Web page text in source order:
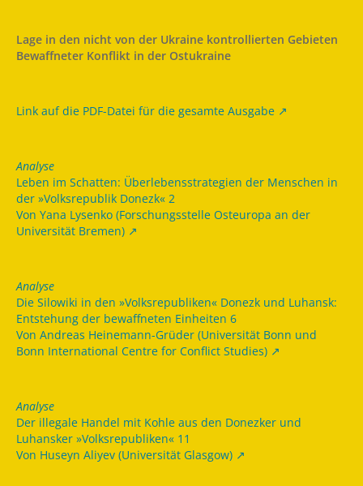
Lage in den nicht von der Ukraine kontrollierten Gebieten
Bewaffneter Konflikt in der Ostukraine
Link auf die PDF-Datei für die gesamte Ausgabe
Analyse
Leben im Schatten: Überlebensstrategien der Menschen in
der »Volksrepublik Donezk« 2
Von Yana Lysenko (Forschungsstelle Osteuropa an der
Universität Bremen)
Analyse
Die Silowiki in den »Volksrepubliken« Donezk und Luhansk:
Entstehung der bewaffneten Einheiten 6
Von Andreas Heinemann-Grüder (Universität Bonn und
Bonn International Centre for Conflict Studies)
Analyse
Der illegale Handel mit Kohle aus den Donezker und
Luhansker »Volksrepubliken« 11
Von Huseyn Aliyev (Universität Glasgow)